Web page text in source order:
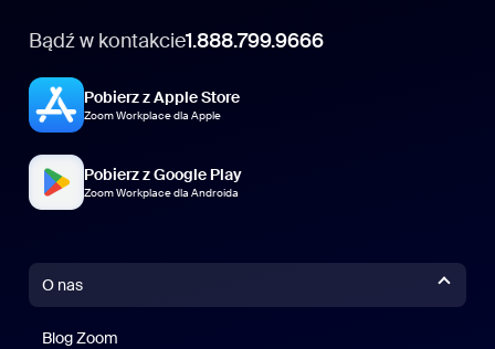
Bądź w kontakcie1.888.799.9666
Pobierz z Apple Store
Zoom Workplace dla Apple
Pobierz z Google Play
Zoom Workplace dla Androida
O nas
Blog Zoom